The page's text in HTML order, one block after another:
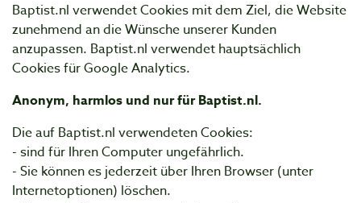
Baptist.nl verwendet Cookies mit dem Ziel, die Website
zunehmend an die Wünsche unserer Kunden
anzupassen. Baptist.nl verwendet hauptsächlich
Cookies für Google Analytics.
Anonym, harmlos und nur für Baptist.nl.
Die auf Baptist.nl verwendeten Cookies:
- sind für Ihren Computer ungefährlich.
- Sie können es jederzeit über Ihren Browser (unter
Internetoptionen) löschen.